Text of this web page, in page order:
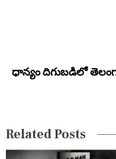
n
ధాన్యం దిగుబడిలో
Related Posts